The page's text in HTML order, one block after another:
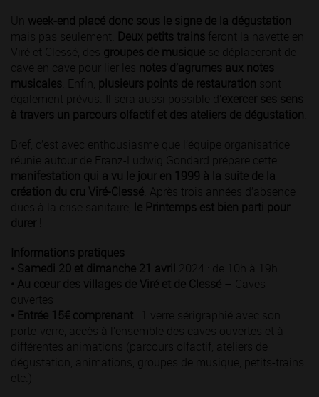
Un week-end placé donc sous le signe de la dégustation
mais pas seulement. Deux petits trains feront la navette en
Viré et Clessé, des groupes de musique se déplaceront de
cave en cave pour lier les notes d’agrumes aux notes
musicales . Enfin, plusieurs points de restauration sont
également prévus. Il sera aussi possible d’ exercer ses sens
à travers un parcours olfactif et des ateliers de dégustation
Bref, c’est avec enthousiasme que l’équipe organisatrice
réunie autour de Franz-Ludwig Gondard prépare cette
manifestation qui a vu le jour en 1999 à la suite de la
création du cru Viré-Clessé . Après trois années d’absence
dues à la crise sanitaire, le Printemps est bien parti pour
durer !
Informations pratiques
• Samedi 20 et dimanche 21 avril 2024 : de 10h à 19h
• Au cœur des villages de Viré et de Clessé – Caves
ouvertes
• Entrée 15€ comprenant : 1 verre sérigraphié avec son
porte-verre, accès à l’ensemble des caves ouvertes et à
différentes animations (parcours olfactif, ateliers de
dégustation, animations, groupes de musique, petits-trains
etc.)